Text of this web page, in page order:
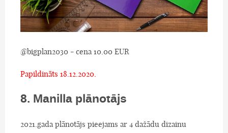
@bigplan2030 - cena 10.00 EUR
Papildināts 18.12.2020.
8. Manilla plānotājs
2021.gada plānotājs pieejams ar 4 dažādu dizainu